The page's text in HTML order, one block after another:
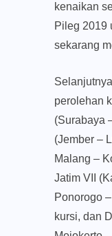
kenaikan
Pileg 2019
sekarang
perolehan
(Surabaya
(Jember –
Malang –
Jatim VII
Ponorogo
kursi, dan